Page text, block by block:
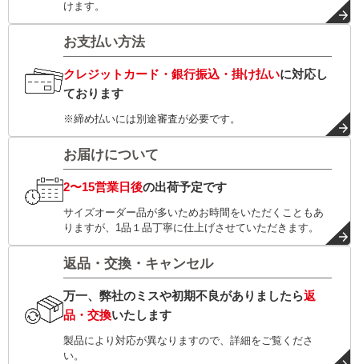
けます。
お支払い方法
クレジットカード・銀行振込・掛け払いに対応し
ております
※締め払いには別途審査が必要です。
お届けについて
2〜15営業日後の出荷予定です
サイズオーダー品が多いためお時間をいただくこともあ
りますが、1品１品丁寧に仕上げさせていただきます。
返品・交換・キャンセル
万一、弊社のミスや初期不良がありましたら返
品・交換いたします
製品により対応が異なりますので、詳細をご覧くださ
い。